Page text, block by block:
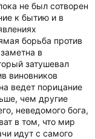
не был сотворен
к бытию и в
борьба против
в
затушевал
виновников
ведет порицание
чем другие
неведомого бога,
в том, что мир
идут с самого